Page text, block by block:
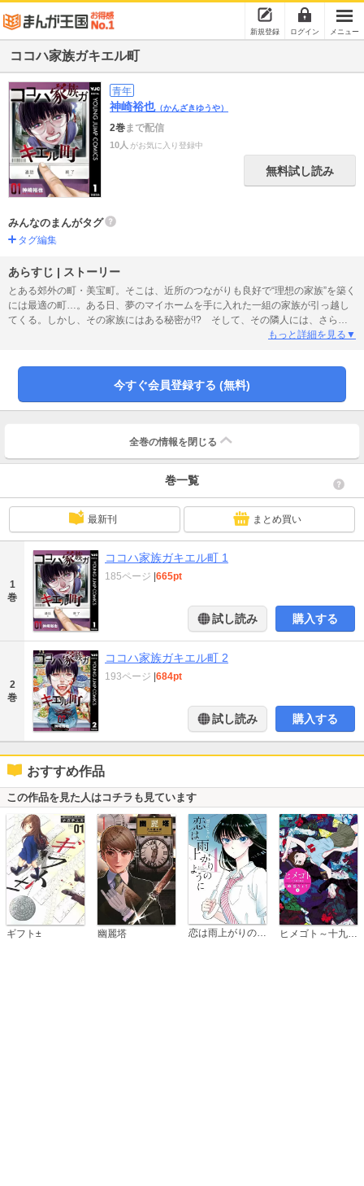
新規登録 ログイン メニュー
ココハ家族ガキエル町
青年
神崎裕也（かんざきゆうや）
2巻まで配信
10人 がお気に入り登録中
無料試し読み
みんなのまんがタグ
タグ編集
あらすじ | ストーリー
とある郊外の町・美宝町。そこは、近所のつながりも良好で“理想の家族”を築く
には最適の町…。ある日、夢のマイホームを手に入れた一組の家族が引っ越し
てくる。しかし、その家族にはある秘密が!? そして、その隣人には、さらな
もっと詳細を見る▼
今すぐ会員登録する (無料)
全巻の情報を 閉じる
巻一覧
最新刊 まとめ買い
1
巻
ココハ家族ガキエル町 1
185ページ |665pt
試し読み 購入する
2
巻
ココハ家族ガキエル町 2
193ページ |684pt
試し読み 購入する
おすすめ作品
この作品を見た人はコチラも見ています
ギフト± 幽麗塔 恋は雨上がりのように